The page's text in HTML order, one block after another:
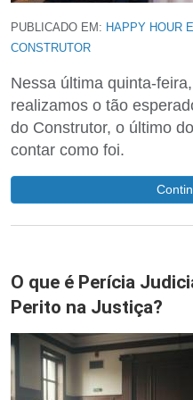
PUBLICADO EM: HAPPY HOUR
CONSTRUTOR
Nessa última quinta-
realizamos o tão
do Construtor, o último
contar como foi.
O que é Perícia
Perito na Justiça?